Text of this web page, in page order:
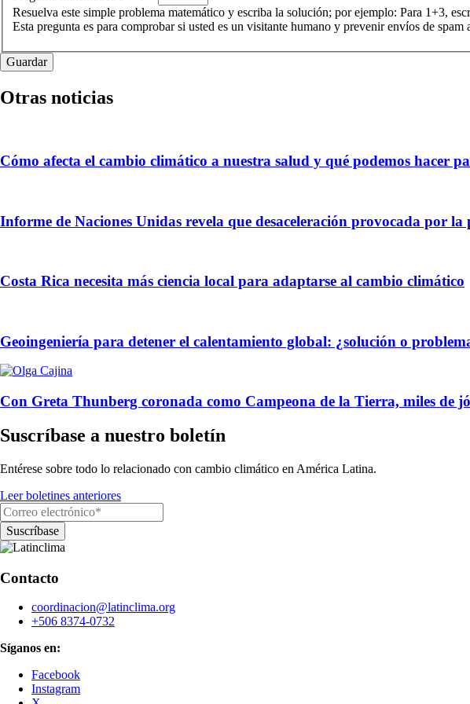
Resuelva este simple problema matemático y escriba la solución; por ejemplo: Para 1+3,
Esta pregunta es para comprobar si usted es un visitante humano y prevenir envíos de spam
Otras noticias
Cómo afecta el cambio climático a nuestra salud y qué podemos hacer
Informe de Naciones Unidas revela que desaceleración provocada por
Costa Rica necesita más ciencia local para adaptarse al cambio climático
Geoingeniería para detener el calentamiento global: ¿solución o
Con Greta Thunberg coronada como Campeona de la Tierra, miles de
Suscríbase a nuestro boletín
Entérese sobre todo lo relacionado con cambio climático en América Latina.
Leer boletines anteriores
Contacto
coordinacion@latinclima.org
+506 8374-0732
Síganos en:
Facebook
Instagram